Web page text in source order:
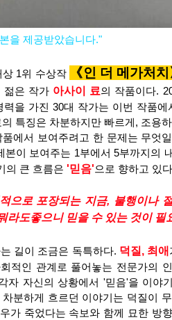
을 제공받았습니다."
상 1위 수상작
《인 더 메가처치
젊은 작가 아사이 료의 작품이다.
을 가진 30대 작가는 이번 작품에
특징은 차분하지만 빠르게, 조용
에서 보여주려고 한 문제는 무엇
본이 보여주는 1부에서 5부까지의
의 큰 흐름은 '믿음'으로 향하고 있
으로 포장되는 지금, 불행이나
라도좋으니 믿을 수 있는 것이 필
는 길이 조금은 독특하다.
덕질, 최애
적인 관계로 풀어놓는 전문가의
자 자신의 상황에서 '믿음'을 이야
분하게 흐르던 이야기는 덕질이
가 죽었다는 속보와 함께 묘한 방